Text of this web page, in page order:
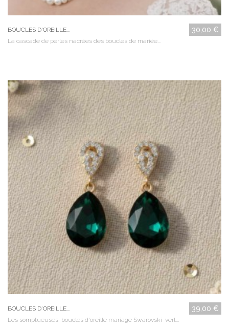
BOUCLES D'OREILLE... 30,00 €
La cascade de perles nacrées des boucles de mariée...
BOUCLES D'OREILLE... 39,00 €
Les somptueuses boucles d'oreille mariage Swarovski vert...